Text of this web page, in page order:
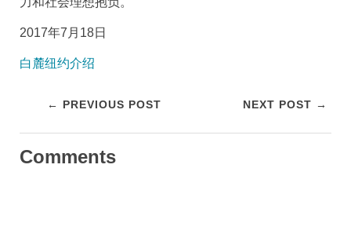
2017年7月18日
白麓纽约介绍
← PREVIOUS POST NEXT POST →
Comments